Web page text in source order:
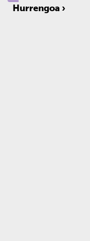
Hurrengoa ›